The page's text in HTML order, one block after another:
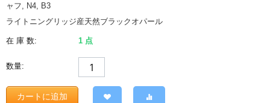
ャフ, N4, B3
ライトニングリッジ産天然ブラックオパール
在 庫 数: 1 点
数量:
カートに追加